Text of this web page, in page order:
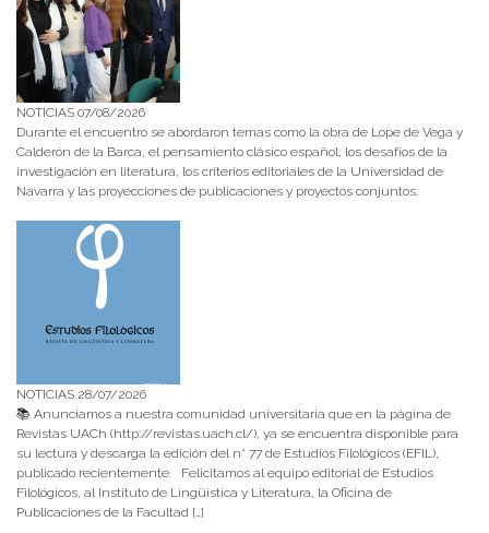
NOTICIAS 07/08/2026
Durante el encuentro se abordaron temas como la obra de Lope de Vega y
Calderón de la Barca, el pensamiento clásico español, los desafíos de la
investigación en literatura, los criterios editoriales de la Universidad de
Navarra y las proyecciones de publicaciones y proyectos conjuntos.
NOTICIAS 28/07/2026
📚 Anunciamos a nuestra comunidad universitaria que en la página de
Revistas UACh (http://revistas.uach.cl/), ya se encuentra disponible para
su lectura y descarga la edición del n° 77 de Estudios Filológicos (EFIL),
publicado recientemente. Felicitamos al equipo editorial de Estudios
Filológicos, al Instituto de Lingüística y Literatura, la Oficina de
Publicaciones de la Facultad […]